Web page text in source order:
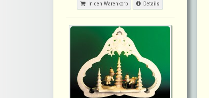
In den Warenkorb Details